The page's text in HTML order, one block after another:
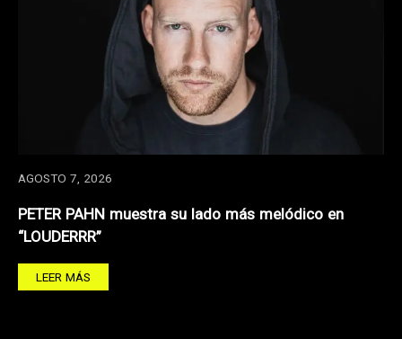
AGOSTO 7, 2026
PETER PAHN muestra su lado más melódico en
“LOUDERRR”
LEER MÁS